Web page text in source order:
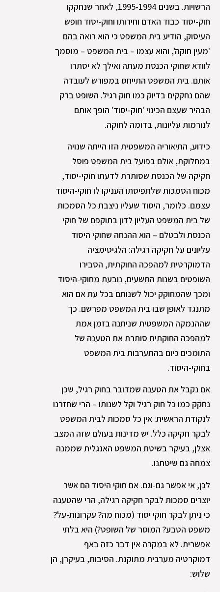
הרשויות. בשנים 1995-1994, לאחר שנחקקו
חוק-יסוד כבוד האדם וחירותו וחוק-יסוד חופש
העיסוק, הודיע בית המשפט כי הוא רואה בהם
'מעין חוקה', והוא עצמו – בית המשפט – מוסמך
לוודא שחוקי הכנסת מעתה ואילך לא יסתרו
אותם. בית המשפט התייחס במפורש לעובדה
שהם נחקקים בדיוק כמו חוק רגיל. השופט ברק
הבהיר שעצם הכינוי 'חוק-יסוד' הופך אותם
לנורמות עליונות, בדומה לחוקה.
כידוע, התיאוריה המשפטית הזו הייתה שנויה
במחלוקת, אולם בפועל בית המשפט פוסל
חקיקה של הכנסת שסותרת לדעתו חוקי-יסוד,
מכוח הסמכות שלתפיסתו העניקו לו חוקי-היסוד
עצמם. כלומר, היסוד שעליו ניצבת כל הסמכות
של בית המשפט העליון לדון בתוקפם של חוקי
הכנסת ולבטלם – הוא ההנחה שחוקי היסוד
עליונים על חקיקה רגילה: הלגיטימציה
הדמוקרטית למהפכה החוקתית, הסבירו
השופטים בשנות התשעים, נובעת מחוקי-היסוד
ומכך שהמחוקק יכול לשנותם בכל עת אם הוא
מתנגד לאופן שבו בית המשפט מפרשם. כך
שההנמקה המשפטית שניתנה בזמן אמת
למהפכה החוקתית סותרת את הטענה של
התומכים כיום בהתערבות בית המשפט
בחוקי-היסוד.
אם נקבל את הטענה שמדובר בחוק רגיל, שכן
נחקק כמו כל חוק רגיל וקל לשנותו – הרי שחזרנו
לנקודת הראשית: אין כל סמכות לבית המשפט
לבקר חקיקה כלל. יש מדינות בעולם שזה המצב
אצלן, בעיקר בשיטת המשפט האנגלית שממנה
צמחה גם שיטתנו.
לכן, אי אפשר גם-וגם. אם חוקי היסוד הם אשר
יוצרים סמכות לבקר חקיקה רגילה, הרי שהטענה
כי ניתן לבקר חוקי יסוד (מכוח מה? עקרונות-על?
משפט הטבע? המוסר של השופט?) היא בלתי
אפשרית. לא במקרה אין דבר כזה באף
דמוקרטיה מערבית מתוקנת. הסיבות, בעיקרן, הן
שלוש: